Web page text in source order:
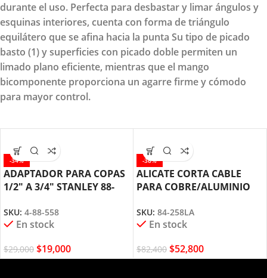
durante el uso. Perfecta para desbastar y limar ángulos y
esquinas interiores, cuenta con forma de triángulo
equilátero que se afina hacia la punta Su tipo de picado
basto (1) y superficies con picado doble permiten un
limado plano eficiente, mientras que el mango
bicomponente proporciona un agarre firme y cómodo
para mayor control.
-34%
ADAPTADOR PARA COPAS
1/2″ A 3/4″ STANLEY 88-
SKU: 4-88-558
En stock
$29,000 $19,000
-36%
ALICATE CORTA CABLE
PARA COBRE/ALUMINIO
SKU: 84-258LA
En stock
$82,400 $52,800